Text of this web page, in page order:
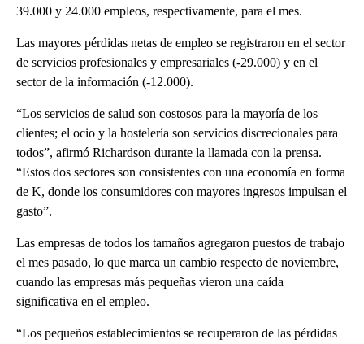
39.000 y 24.000 empleos, respectivamente, para el mes.
Las mayores pérdidas netas de empleo se registraron en el sector
de servicios profesionales y empresariales (-29.000) y en el
sector de la información (-12.000).
“Los servicios de salud son costosos para la mayoría de los
clientes; el ocio y la hostelería son servicios discrecionales para
todos”, afirmó Richardson durante la llamada con la prensa.
“Estos dos sectores son consistentes con una economía en forma
de K, donde los consumidores con mayores ingresos impulsan el
gasto”.
Las empresas de todos los tamaños agregaron puestos de trabajo
el mes pasado, lo que marca un cambio respecto de noviembre,
cuando las empresas más pequeñas vieron una caída
significativa en el empleo.
“Los pequeños establecimientos se recuperaron de las pérdidas